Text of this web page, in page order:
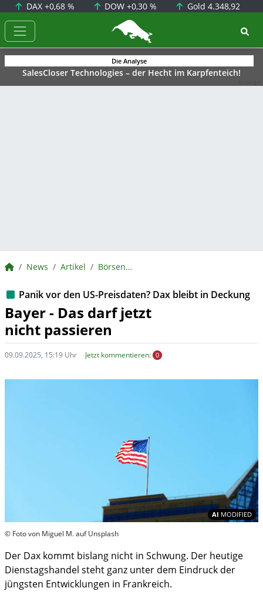
DAX +0,68 % DOW+0,30 % Gold 4.348,92
BörsenNEWS.de
Die Analyse
SalesCloser Technologies – der Hecht im Karpfenteich!
BörsenNEWS.de
News Artikel BörsenNEWS.de
Panik vor den US-Preisdaten? Dax bleibt in Deckung
Bayer - Das darf jetzt
nicht passieren
09.09.2025, 15:19 Uhr Jetzt kommentieren: 0
AI MODIFIED
© Foto von Miguel M. auf Unsplash
Der Dax kommt bislang nicht in Schwung. Der heutige
Dienstagshandel steht ganz unter dem Eindruck der
jüngsten Entwicklungen in Frankreich.